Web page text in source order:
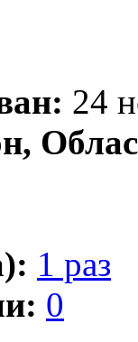
24
1 раз
0